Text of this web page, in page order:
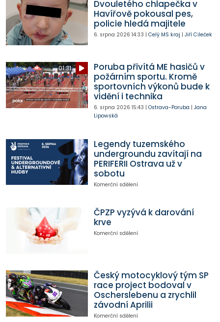
Dvouletého chlapečka v
Havířově pokousal pes,
policie hledá majitele
6. srpna 2026 14:33 | Celý MS kraj | Jiří Cileček
01:31
Poruba přivítá ME hasičů v
požárním sportu. Kromě
sportovních výkonů bude k
vidění i technika
6. srpna 2026 15:43 | Ostrava-Poruba | Jana
Lipowská
Legendy tuzemského
undergroundu zavítají na
PERIFERII Ostrava už v
sobotu
Komerční sdělení
ČPZP vyzývá k darování
krve
Komerční sdělení
Český motocyklový tým SP
race project bodoval v
Oscherslebenu a zrychlil
závodní Aprilii
Komerční sdělení